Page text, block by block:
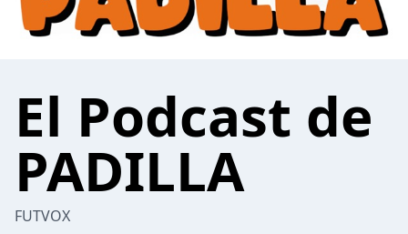
El Podcast de
PADILLA
FUTVOX